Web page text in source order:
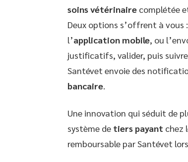
soins vétérinaire complétée
Deux options s’offrent à vous
l’application mobile, ou
justificatifs, valider, puis
Santévet envoie des
bancaire
Une innovation qui séduit de
système de tiers payant chez
remboursable par Santévet